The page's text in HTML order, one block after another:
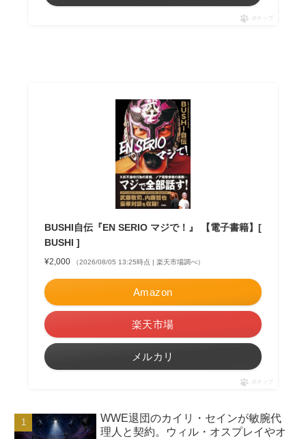
ポチップ
BUSHI自伝『EN SERIO マジで！』 【電子書籍】[
BUSHI ]
¥2,000 （2026/08/05 13:25時点 | 楽天市場調べ）
Amazon
楽天市場
メルカリ
ポチップ
WWE退団のカイリ・セインが敏腕代
理人と契約。ウィル・オスプレイやオ